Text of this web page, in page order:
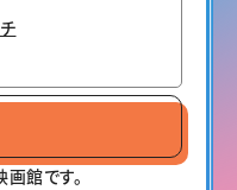
館です。